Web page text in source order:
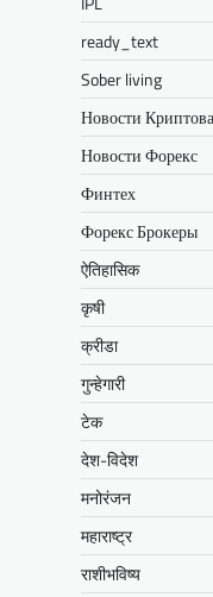
ready_text
Sober living
Новости
Новости Форекс
Финтех
Форекс Брокеры
ऐतिहासिक
कृषी
क्रीडा
गुन्हेगारी
टेक
देश-विदेश
मनोरंजन
महाराष्ट्र
राशीभविष्य